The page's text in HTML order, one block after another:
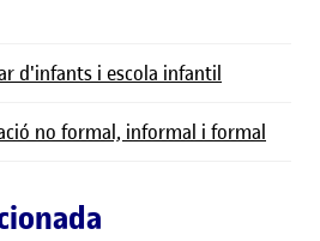
d'infants i escola infantil
no formal, informal i formal